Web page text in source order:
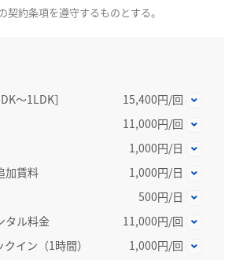
契約条項を遵守するものとする。
～1LDK］
15,400円/回
11,000円/回
1,000円/日
加賃料
1,000円/日
500円/日
タル料金
11,000円/回
イン（1時間）
1,000円/回